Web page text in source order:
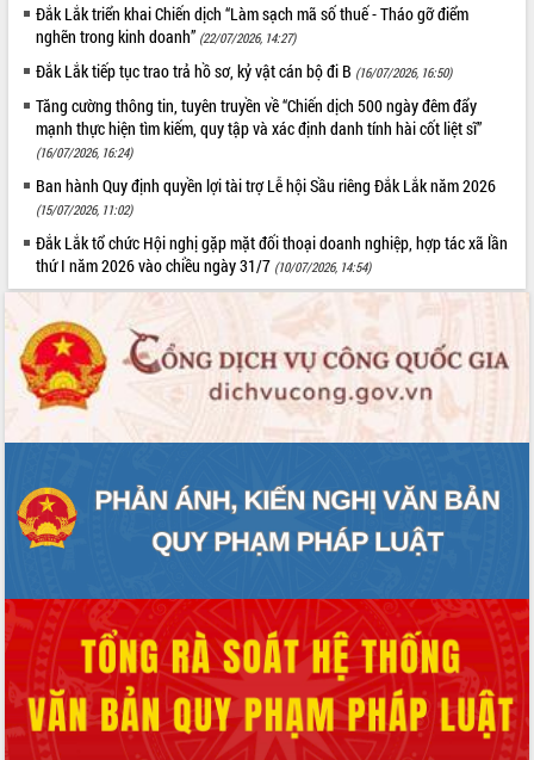
Đắk Lắk triển khai Chiến dịch “Làm sạch mã số thuế - Tháo gỡ điểm
nghẽn trong kinh doanh” (22/07/2026, 14:27)
Đắk Lắk tiếp tục trao trả hồ sơ, kỷ vật cán bộ đi B (16/07/2026, 16:50)
Tăng cường thông tin, tuyên truyền về “Chiến dịch 500 ngày đêm đẩy
mạnh thực hiện tìm kiếm, quy tập và xác định danh tính hài cốt liệt sĩ”
(16/07/2026, 16:24)
Ban hành Quy định quyền lợi tài trợ Lễ hội Sầu riêng Đắk Lắk năm 2026
(15/07/2026, 11:02)
Đắk Lắk tổ chức Hội nghị gặp mặt đối thoại doanh nghiệp, hợp tác xã lần
thứ I năm 2026 vào chiều ngày 31/7 (10/07/2026, 14:54)